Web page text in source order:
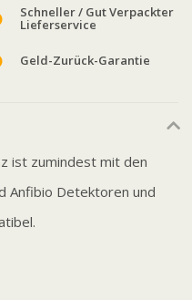
Schneller / Gut Verpackter
Lieferservice
Geld-Zurück-Garantie
ist zumindest mit den
Anfibio Detektoren und